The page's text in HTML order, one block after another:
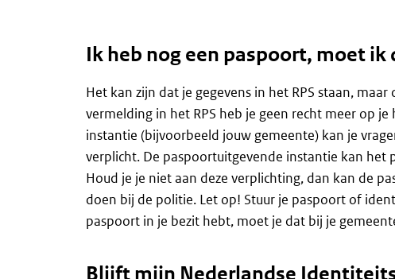
Ik heb nog een paspoort, moet ik
Het kan zijn dat je gegevens in het RPS staan,
vermelding in het RPS heb je geen recht meer op
instantie (bijvoorbeeld jouw gemeente) kan je
verplicht. De paspoortuitgevende instantie kan
Houd je je niet aan deze verplichting, dan kan de
doen bij de politie. Let op! Stuur je paspoort of
paspoort in je bezit hebt, moet je dat bij je
Blijft mijn Nederlandse